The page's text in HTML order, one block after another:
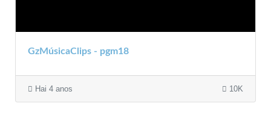
GzMúsicaClips - pgm18
Hai 4 anos 10K